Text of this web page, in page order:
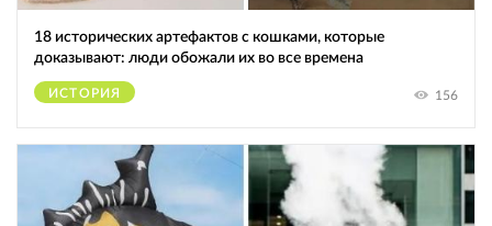
18 исторических артефактов с кошками, которые
доказывают: люди обожали их во все времена
ИСТОРИЯ 156